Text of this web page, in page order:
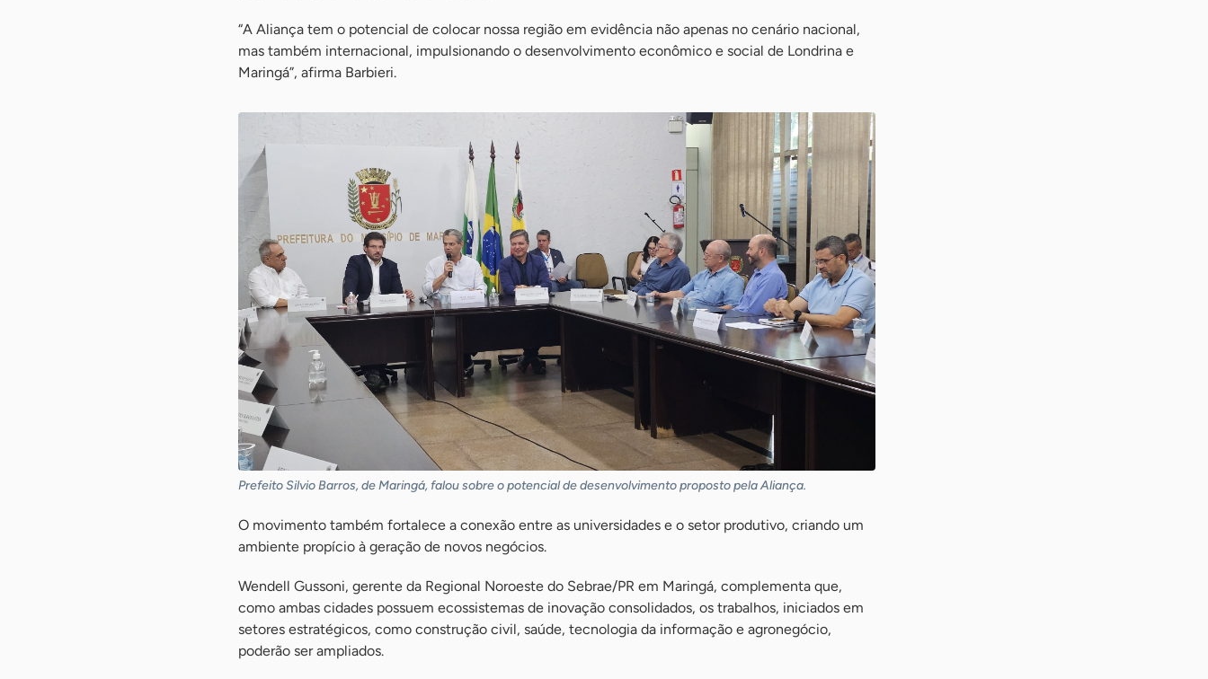
“A Aliança tem o potencial de colocar nossa região em evidência não apenas no cenário nacional,
mas também internacional, impulsionando o desenvolvimento econômico e social de Londrina e
Maringá”, afirma Barbieri.
Prefeito Silvio Barros, de Maringá, falou sobre o potencial de desenvolvimento proposto pela Aliança.
O movimento também fortalece a conexão entre as universidades e o setor produtivo, criando um
ambiente propício à geração de novos negócios.
Wendell Gussoni, gerente da Regional Noroeste do Sebrae/PR em Maringá, complementa que,
como ambas cidades possuem ecossistemas de inovação consolidados, os trabalhos, iniciados em
setores estratégicos, como construção civil, saúde, tecnologia da informação e agronegócio,
poderão ser ampliados.